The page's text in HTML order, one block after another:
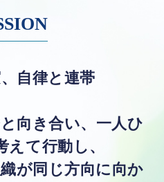
自律と連帯
向き合い、一人ひ
えて行動し、
が同じ方向に向か